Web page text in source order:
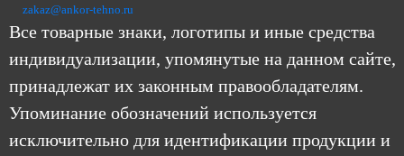
zakaz@ankor-tehno.ru
Все товарные знаки, логотипы и иные средства
индивидуализации, упомянутые на данном сайте,
принадлежат их законным правообладателям.
Упоминание обозначений используется
исключительно для идентификации продукции и